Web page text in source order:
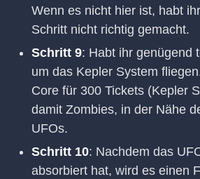
Wenn es nicht hier ist, habt
Schritt nicht richtig gemacht.
Schritt 9: Habt ihr genügend
um das Kepler System
Core für 300 Tickets (Kepler
damit Zombies, in der Nähe
UFOs.
Schritt 10: Nachdem das
absorbiert hat, wird es einen